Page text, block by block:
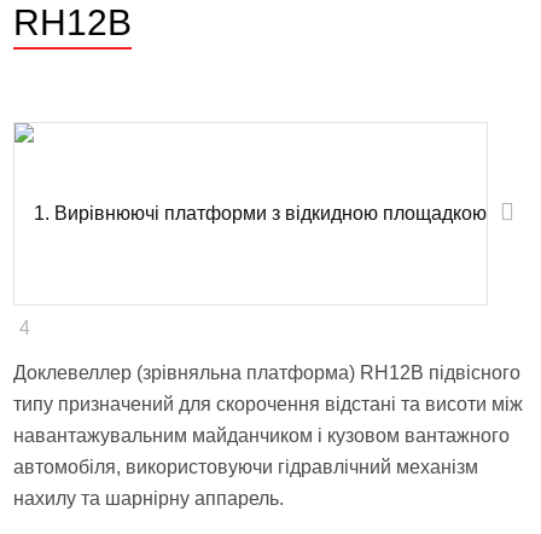
RH12B
4
Доклевеллер (зрівняльна платформа) RH12B підвісного
типу призначений для скорочення відстані та висоти між
навантажувальним майданчиком і кузовом вантажного
автомобіля, використовуючи гідравлічний механізм
нахилу та шарнірну аппарель.